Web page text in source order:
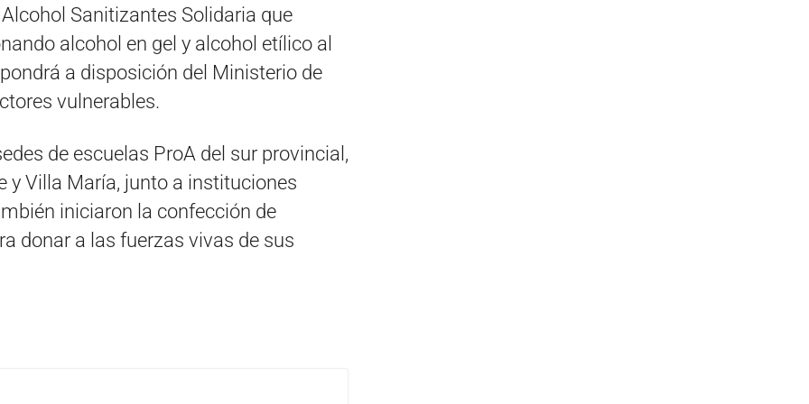
Sanitizantes Solidaria que
alcohol en gel y alcohol etílico al
a disposición del Ministerio de
vulnerables.
de escuelas ProA del sur provincial,
y Villa María, junto a instituciones
iniciaron la confección de
donar a las fuerzas vivas de sus